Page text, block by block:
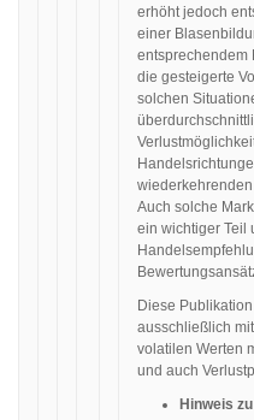
erhöht jedoch
einer
entsprechendem
die gesteigerte
solchen
Auch solche
ein wichtiger Teil
Diese
ausschließlich
volatilen Werten
und auch
Hinweis